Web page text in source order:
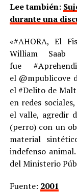
Lee también:
durante una
«#AHORA, El
William Saab
fue
el @mpublicove
el #Delito de
en redes
el valle, agredir
(perro) con un
material
indefenso
del Ministerio
Fuente: 2001